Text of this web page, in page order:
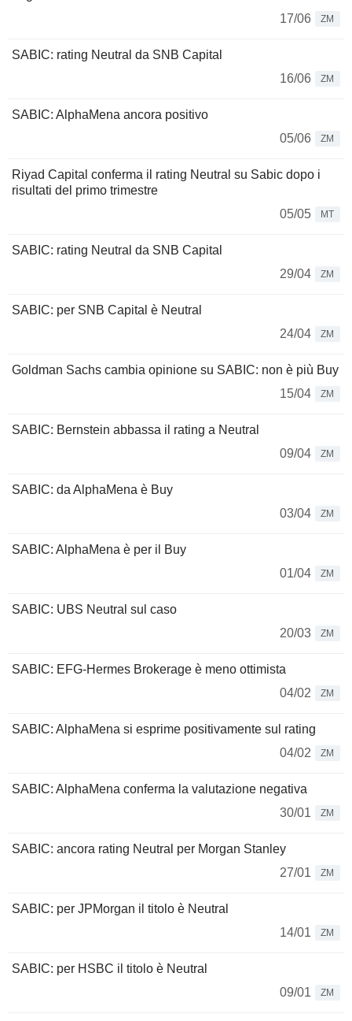
17/06
ZM
SABIC: rating Neutral da SNB Capital
16/06
ZM
SABIC: AlphaMena ancora positivo
05/06
ZM
Riyad Capital conferma il rating Neutral su Sabic dopo i
risultati del primo trimestre
05/05
MT
SABIC: rating Neutral da SNB Capital
29/04
ZM
SABIC: per SNB Capital è Neutral
24/04
ZM
Goldman Sachs cambia opinione su SABIC: non è più Buy
15/04
ZM
SABIC: Bernstein abbassa il rating a Neutral
09/04
ZM
SABIC: da AlphaMena è Buy
03/04
ZM
SABIC: AlphaMena è per il Buy
01/04
ZM
SABIC: UBS Neutral sul caso
20/03
ZM
SABIC: EFG-Hermes Brokerage è meno ottimista
04/02
ZM
SABIC: AlphaMena si esprime positivamente sul rating
04/02
ZM
SABIC: AlphaMena conferma la valutazione negativa
30/01
ZM
SABIC: ancora rating Neutral per Morgan Stanley
27/01
ZM
SABIC: per JPMorgan il titolo è Neutral
14/01
ZM
SABIC: per HSBC il titolo è Neutral
09/01
ZM